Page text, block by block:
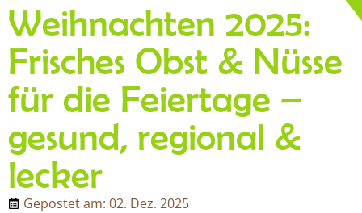
Weihnachten 2025:
Frisches Obst & Nüsse
für die Feiertage –
gesund, regional &
lecker
Gepostet am: 02. Dez. 2025